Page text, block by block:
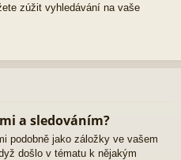
zúžit vyhledávání na vaše
a sledováním?
podobně jako záložky ve vašem
došlo v tématu k nějakým